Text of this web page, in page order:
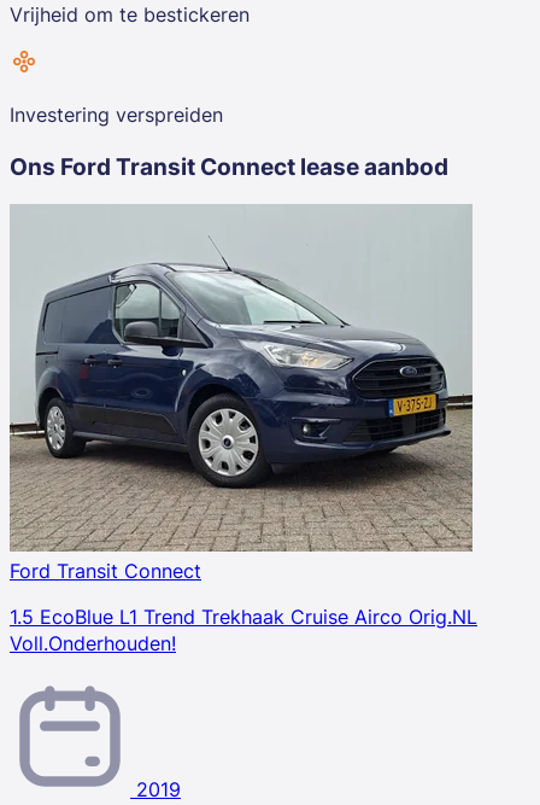
Vrijheid om te bestickeren
Investering verspreiden
Ons Ford Transit Connectlease aanbod
Ford Transit Connect
1.5 EcoBlue L1 Trend Trekhaak Cruise Airco Orig.NL
Voll.Onderhouden!
2019